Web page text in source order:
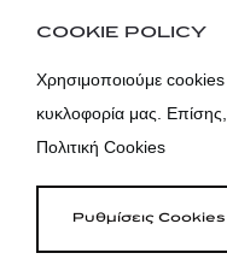
COOKIE POLICY
Χρησιμοποιούμε cookies
κυκλοφορία μας.
Πολιτική Cookies
Ρυθμίσεις Cookies